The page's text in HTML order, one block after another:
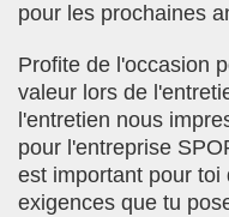
pour les prochaines
Profite de l'occasion
valeur lors de
l'entretien nous
pour l'entreprise
est important pour
exigences que tu